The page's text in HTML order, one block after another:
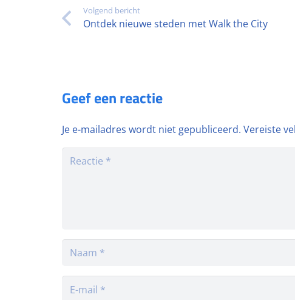
Volgend bericht
Ontdek nieuwe steden met Walk the City
Geef een reactie
Je e-mailadres wordt niet gepubliceerd. Vereiste